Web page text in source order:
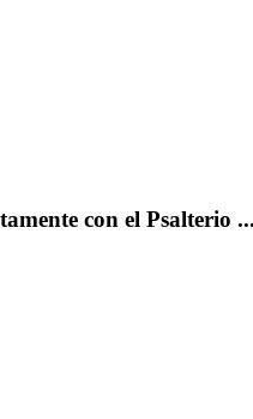
con el Psalterio